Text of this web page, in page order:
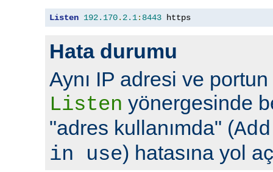
Listen 192.170. 2.1: 8443 https
Hata durumu
Aynı IP adresi ve
Listen yönergesinde
"adres kullanımda" (
in use) hatasına yol